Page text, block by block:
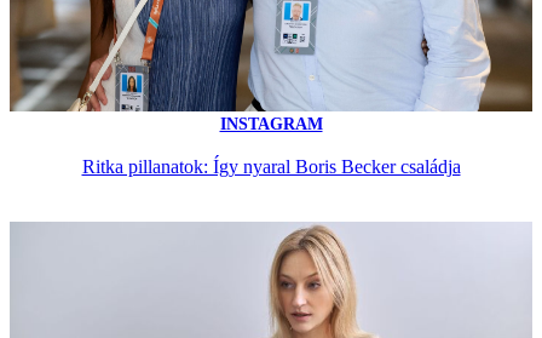
INSTAGRAM
Ritka pillanatok: Így nyaral Boris Becker családja